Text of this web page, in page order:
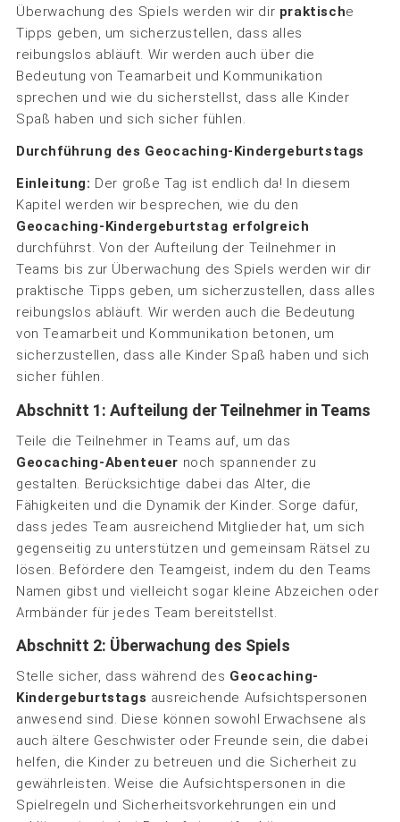
Überwachung des Spiels werden wir dir praktische
Tipps geben, um sicherzustellen, dass alles
reibungslos abläuft. Wir werden auch über die
Bedeutung von Teamarbeit und Kommunikation
sprechen und wie du sicherstellst, dass alle Kinder
Spaß haben und sich sicher fühlen.
Durchführung des Geocaching-Kindergeburtstags
Einleitung: Der große Tag ist endlich da! In diesem
Kapitel werden wir besprechen, wie du den
Geocaching-Kindergeburtstag erfolgreich
durchführst. Von der Aufteilung der Teilnehmer in
Teams bis zur Überwachung des Spiels werden wir dir
praktische Tipps geben, um sicherzustellen, dass alles
reibungslos abläuft. Wir werden auch die Bedeutung
von Teamarbeit und Kommunikation betonen, um
sicherzustellen, dass alle Kinder Spaß haben und sich
sicher fühlen.
Abschnitt 1: Aufteilung der Teilnehmer in Teams
Teile die Teilnehmer in Teams auf, um das
Geocaching-Abenteuer noch spannender zu
gestalten. Berücksichtige dabei das Alter, die
Fähigkeiten und die Dynamik der Kinder. Sorge dafür,
dass jedes Team ausreichend Mitglieder hat, um sich
gegenseitig zu unterstützen und gemeinsam Rätsel zu
lösen. Befördere den Teamgeist, indem du den Teams
Namen gibst und vielleicht sogar kleine Abzeichen oder
Armbänder für jedes Team bereitstellst.
Abschnitt 2: Überwachung des Spiels
Stelle sicher, dass während des Geocaching-
Kindergeburtstags ausreichende Aufsichtspersonen
anwesend sind. Diese können sowohl Erwachsene als
auch ältere Geschwister oder Freunde sein, die dabei
helfen, die Kinder zu betreuen und die Sicherheit zu
gewährleisten. Weise die Aufsichtspersonen in die
Spielregeln und Sicherheitsvorkehrungen ein und